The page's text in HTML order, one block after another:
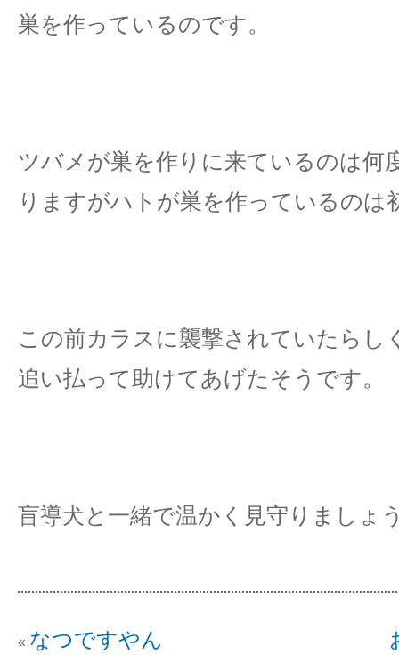
巣を作っているのです。
ツバメが巣を作りに来ているのは何
りますがハトが巣を作っているのは
この前カラスに襲撃されていたらし
追い払って助けてあげたそうです。
盲導犬と一緒で温かく見守りましょ
« なつですやん